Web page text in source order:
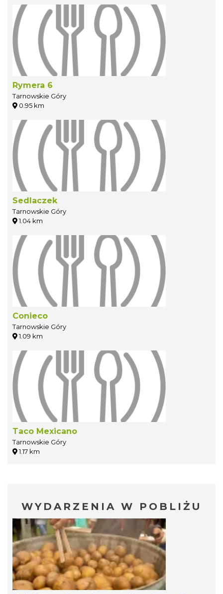
Rymera 6
Tarnowskie Góry
0.95 km
Sedlaczek
Tarnowskie Góry
1.04 km
Conieco
Tarnowskie Góry
1.09 km
Taco Mexicano
Tarnowskie Góry
1.17 km
WYDARZENIA W POBLIŻU